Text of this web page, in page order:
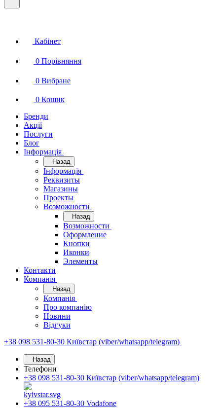
Кабінет
0 Порівняння
0 Вибране
0 Кошик
Бренди
Акції
Послуги
Блог
Інформація
Назад
Інформація
Реквизиты
Магазины
Проекты
Возможности
Назад
Возможности
Оформление
Кнопки
Иконки
Элементы
Контакти
Компанія
Назад
Компанія
Про компанію
Новини
Відгуки
+38 098 531-80-30 Київстар (viber/whatsapp/telegram)
Назад
Телефони
+38 098 531-80-30 Київстар (viber/whatsapp/telegram)
+38 095 531-80-30 Vodafone